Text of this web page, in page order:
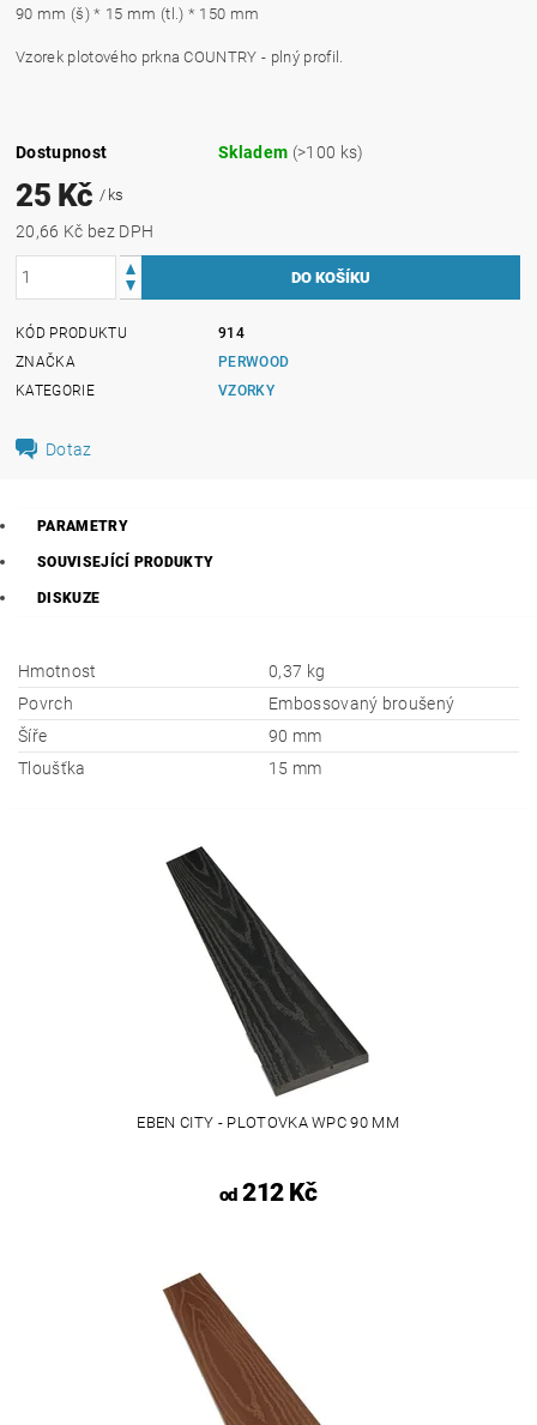
90 mm (š) * 15 mm (tl.) * 150 mm
Vzorek plotového prkna COUNTRY - plný profil.
Dostupnost Skladem (>100 ks)
25 Kč/ ks
20,66 Kč bez DPH
KÓD PRODUKTU
914
ZNAČKA
PERWOOD
KATEGORIE
VZORKY
Dotaz
PARAMETRY
SOUVISEJÍCÍ PRODUKTY
DISKUZE
Hmotnost
0,37 kg
Povrch
Embossovaný broušený
Šíře
90 mm
Tloušťka
15 mm
EBEN CITY - PLOTOVKA WPC 90 MM
od212 Kč